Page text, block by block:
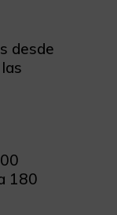
desde
180